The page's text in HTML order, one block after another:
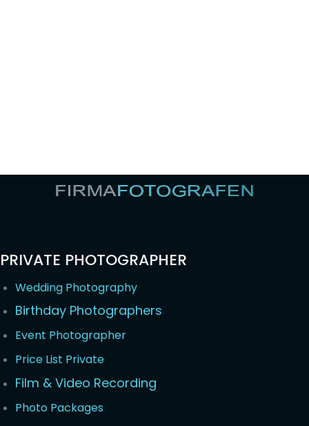
PRIVATE PHOTOGRAPHER
Wedding Photography
Birthday Photographers
Event Photographer
Price List Private
Film & Video Recording
Photo Packages